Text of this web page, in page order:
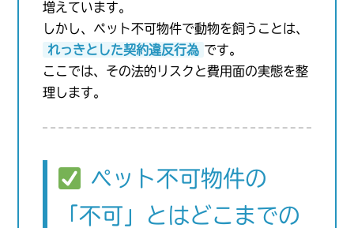
増えています。
しかし、ペット不可物件で動物を飼うことは、
れっきとした契約違反行為 です。
ここでは、その法的リスクと費用面の実態を整
理します。
ペット不可物件の
「不可」とはどこまでの